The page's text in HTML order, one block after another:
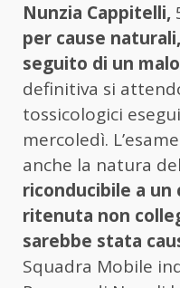
Nunzia Cappitelli,
per cause
seguito di un
definitiva si
tossicologici
mercoledì.
anche la natura
riconducibile a
ritenuta non
sarebbe stata
Squadra Mobile